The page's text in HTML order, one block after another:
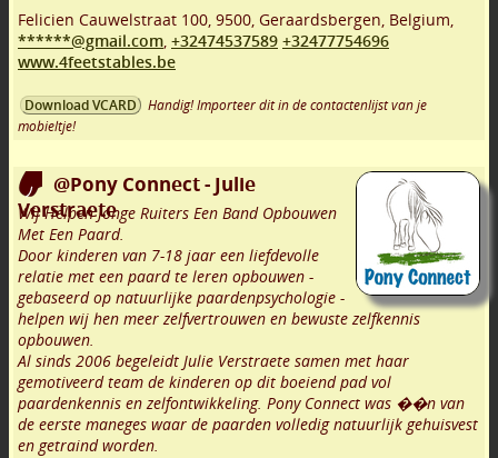
Felicien Cauwelstraat 100, 9500, Geraardsbergen, Belgium,
******@gmail.com, +32474537589 +32477754696
www.4feetstables.be
Download VCARD
Handig! Importeer dit in de contactenlijst van je
mobieltje!
@Pony Connect - Julie
Verstraete
Wij Helpen Jonge Ruiters Een Band Opbouwen
Met Een Paard.
Door kinderen van 7-18 jaar een liefdevolle
relatie met een paard te leren opbouwen -
gebaseerd op natuurlijke paardenpsychologie -
helpen wij hen meer zelfvertrouwen en bewuste zelfkennis
opbouwen.
Al sinds 2006 begeleidt Julie Verstraete samen met haar
gemotiveerd team de kinderen op dit boeiend pad vol
paardenkennis en zelfontwikkeling. Pony Connect was ��n van
de eerste maneges waar de paarden volledig natuurlijk gehuisvest
en getraind worden.